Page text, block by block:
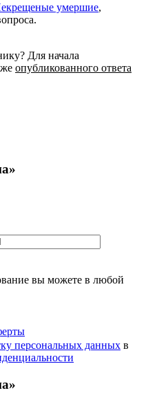
умершие,
Для начала
опубликованного ответа
вы можете в любой
персональных данных в